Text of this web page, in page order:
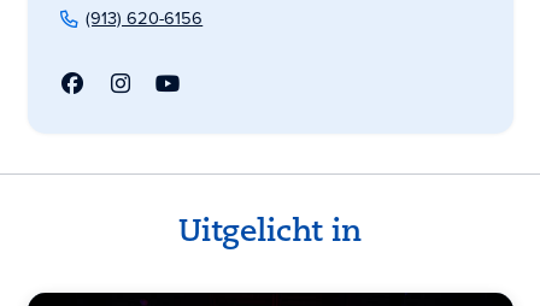
(913) 620-6156
Uitgelicht in